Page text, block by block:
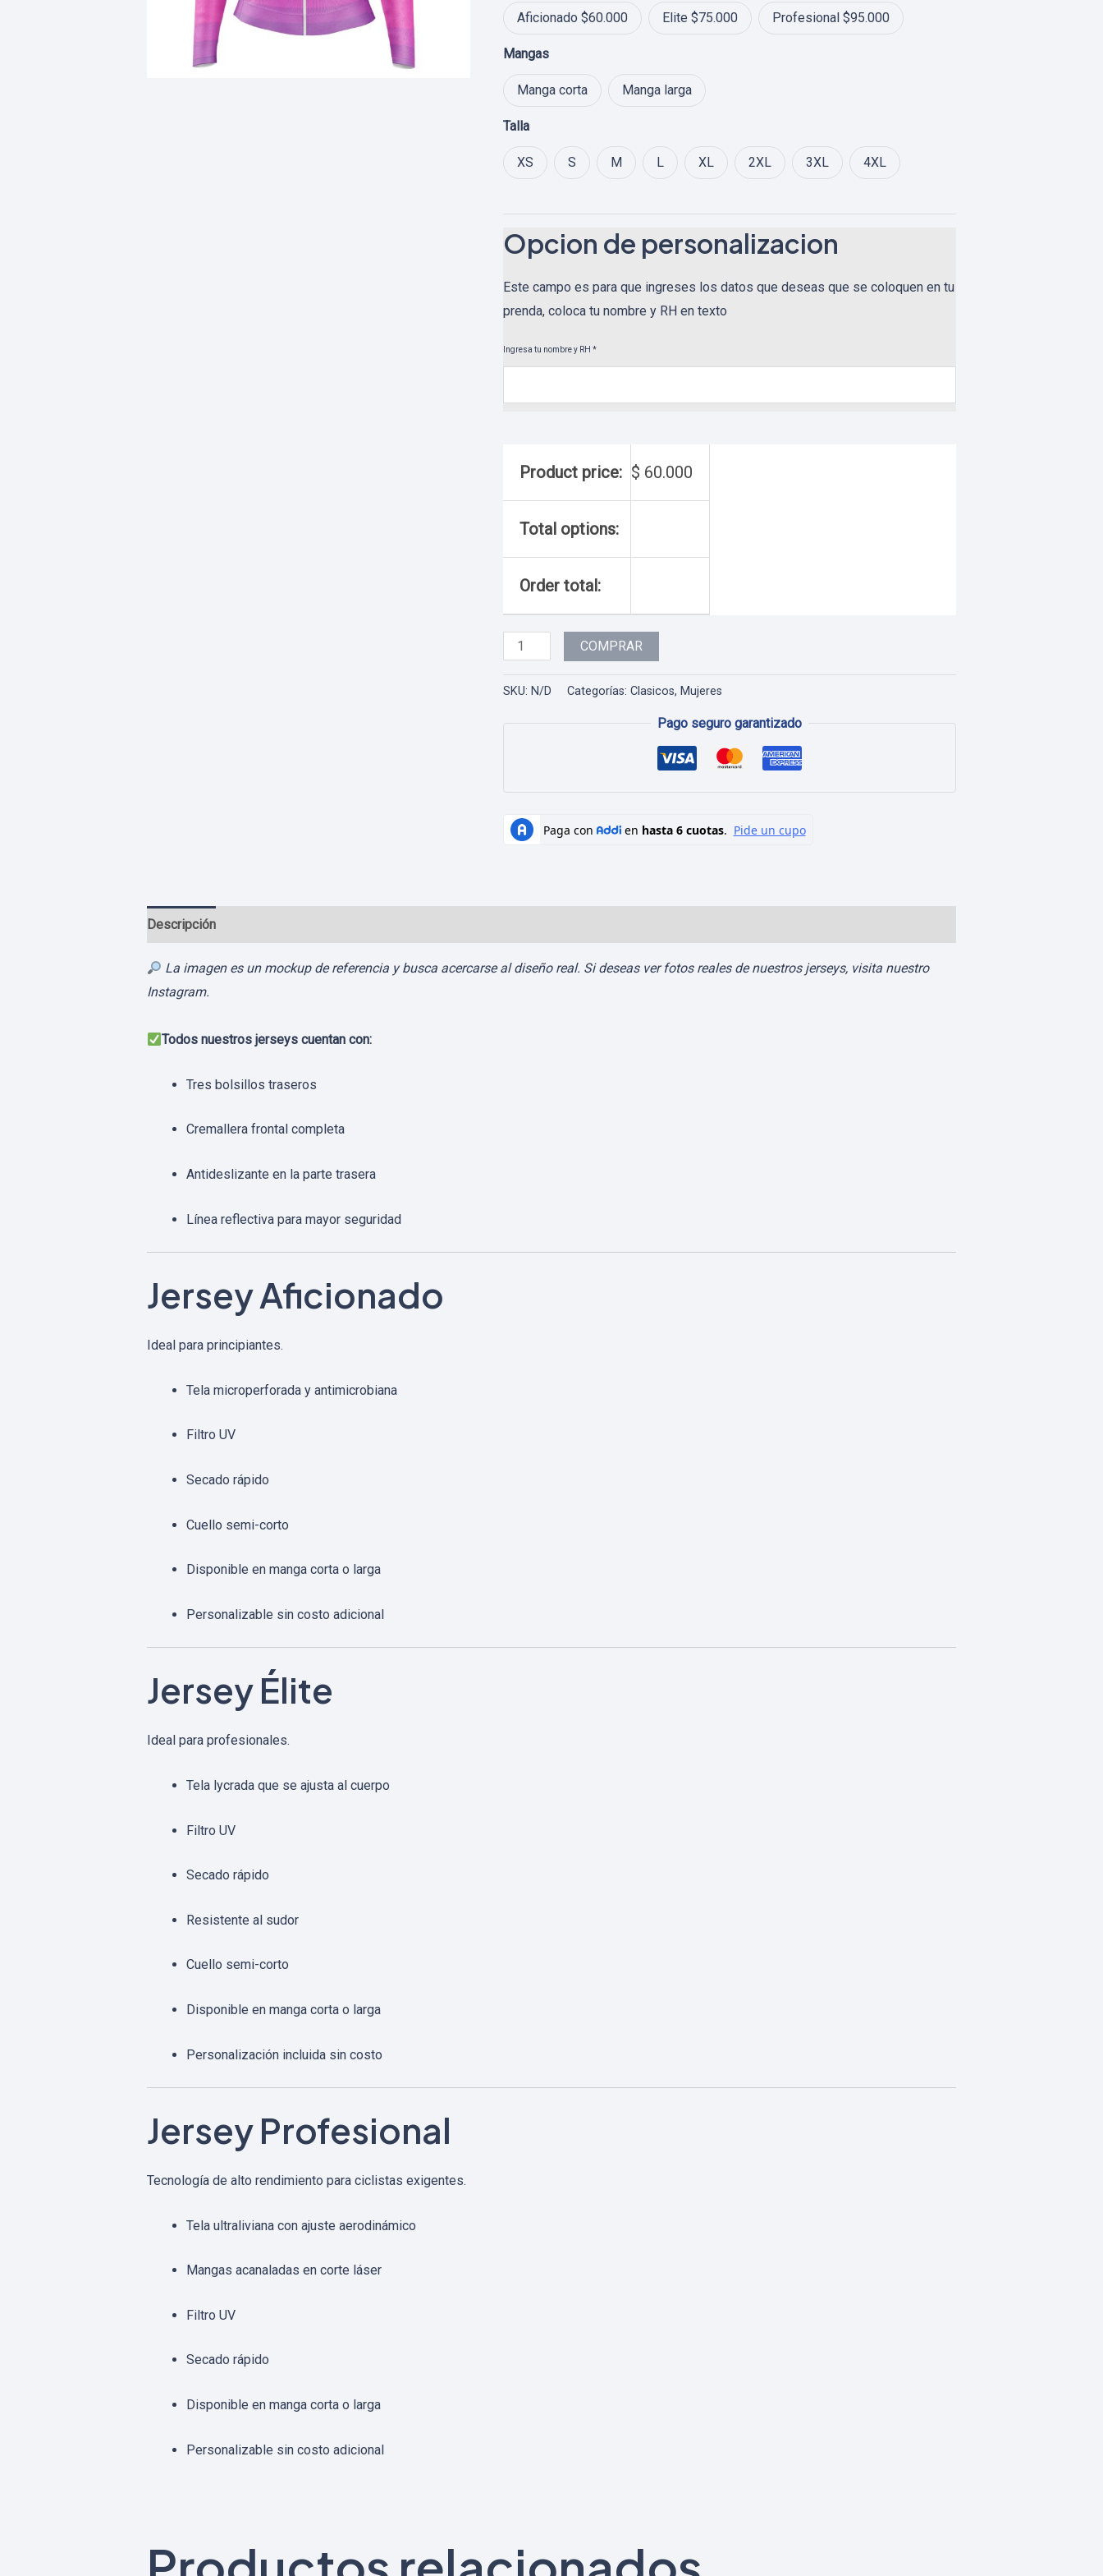
$ 95.000
Aficionado $60.000 Elite $75.000 Profesional $95.000
Mangas
Manga corta Manga larga
Talla
XS S M L XL 2XL 3XL 4XL
Opcion de personalizacion
Este campo es para que ingreses los datos que deseas que se coloquen en tu
prenda, coloca tu nombre y RH en texto
Ingresa tu nombre y RH *
Product price: $ 60.000
Total options:
Order total:
Dama
108
COMPRAR
SKU: N/D Categorías: Clasicos, Mujeres
Pago seguro garantizado
Descripción
La imagen es un mockup de referencia y busca acercarse al diseño real. Si deseas ver fotos reales de nuestros jerseys, visita nuestro
Instagram.
Todos nuestros jerseys cuentan con:
Tres bolsillos traseros
Cremallera frontal completa
Antideslizante en la parte trasera
Línea reflectiva para mayor seguridad
Jersey Aficionado
Ideal para principiantes.
Tela microperforada y antimicrobiana
Filtro UV
Secado rápido
Cuello semi-corto
Disponible en manga corta o larga
Personalizable sin costo adicional
Jersey Élite
Ideal para profesionales.
Tela lycrada que se ajusta al cuerpo
Filtro UV
Secado rápido
Resistente al sudor
Cuello semi-corto
Disponible en manga corta o larga
Personalización incluida sin costo
Jersey Profesional
Tecnología de alto rendimiento para ciclistas exigentes.
Tela ultraliviana con ajuste aerodinámico
Mangas acanaladas en corte láser
Filtro UV
Secado rápido
Disponible en manga corta o larga
Personalizable sin costo adicional